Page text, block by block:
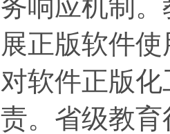
响应机制
正版软件
软件正版
。省级教